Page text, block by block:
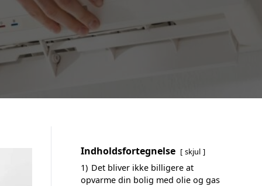
Indholdsfortegnelse skjul
1) Det bliver ikke billigere at
opvarme din bolig med olie og gas